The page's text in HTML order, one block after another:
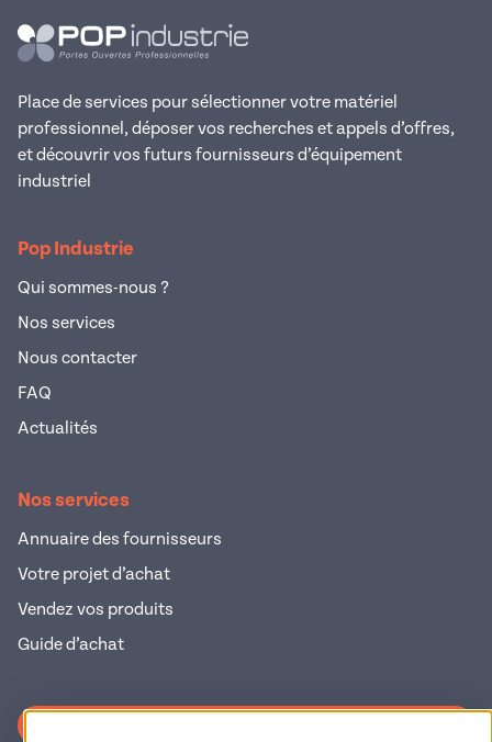
Place de services pour sélectionner votre matériel
professionnel, déposer vos recherches et appels d’offres,
et découvrir vos futurs fournisseurs d’équipement
industriel
Pop Industrie
Qui sommes-nous ?
Nos services
Nous contacter
FAQ
Actualités
Nos services
Annuaire des fournisseurs
Votre projet d’achat
Vendez vos produits
Guide d’achat